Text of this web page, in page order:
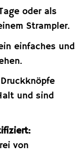
oder als
Strampler.
einfaches und
und sind
von